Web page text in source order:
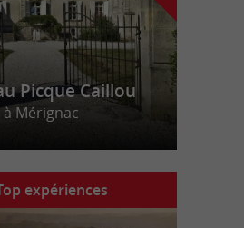
Picque Caillou
à Mérignac
expériences